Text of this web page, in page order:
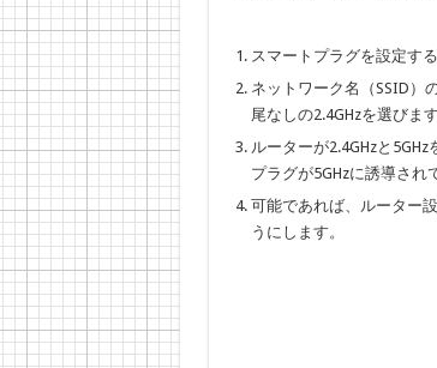
スマートプラグを設定す
ネットワーク名（SSID）
尾なしの2.4GHzを選びます
ルーターが2.4GHzと
プラグが5GHzに誘導され
可能であれば、ルーター
うにします。